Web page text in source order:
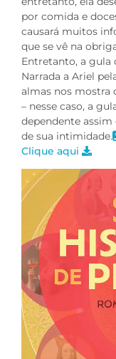
por comida e
causará muitos
que se vê na
Entretanto, a gula
Narrada a Ariel
almas nos mostra
– nesse caso, a
dependente assim
de sua intimidade.
Clique aqui
Tocador
de
vídeo